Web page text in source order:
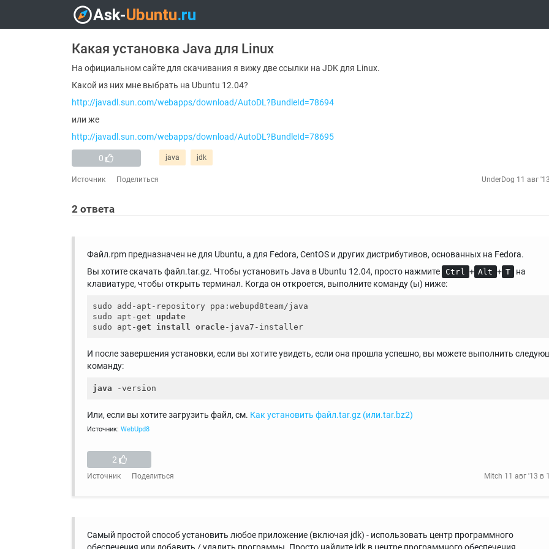
Какая установка Java для Linux
На официальном сайте для скачивания я вижу две ссылки на JDK для Linux.
Какой из них мне выбрать на Ubuntu 12.04?
http://javadl.sun.com/webapps/download/AutoDL?BundleId=78694
или же
http://javadl.sun.com/webapps/download/AutoDL?BundleId=78695
0 java jdk
Источник Поделиться UnderDog 11 авг
2 ответа
Файл.rpm предназначен не для Ubuntu, а для Fedora, CentOS и других дистрибутивов, основанных на Fedora.
Вы хотите скачать файл.tar.gz. Чтобы установить Java в Ubuntu 12.04, просто нажмите
Ctrl + Alt + T
на
клавиатуре, чтобы открыть терминал. Когда он откроется, выполните команду (ы) ниже:
sudo add-apt-repository ppa:webupd8team/java
sudo apt-get update
sudo apt-get install oracle
И после завершения установки, если вы хотите увидеть, если она прошла успешно, вы можете выполнить
команду:
java
Или, если вы хотите загрузить файл, см. Как установить файл.tar.gz (или.tar.bz2)
Источник: WebUpd8
2
Источник Поделиться Mitch 11 авг '13 в
Самый простой способ установить любое приложение (включая jdk) - использовать центр программного